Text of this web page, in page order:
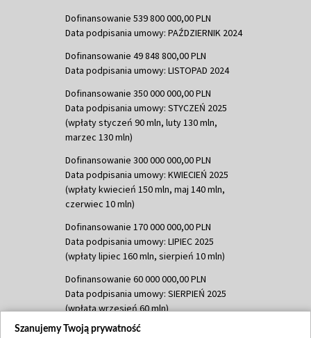
Dofinansowanie 539 800 000,00 PLN
Data podpisania umowy: PAŹDZIERNIK 2024
Dofinansowanie 49 848 800,00 PLN
Data podpisania umowy: LISTOPAD 2024
Dofinansowanie 350 000 000,00 PLN
Data podpisania umowy: STYCZEŃ 2025
(wpłaty styczeń 90 mln, luty 130 mln,
marzec 130 mln)
Dofinansowanie 300 000 000,00 PLN
Data podpisania umowy: KWIECIEŃ 2025
(wpłaty kwiecień 150 mln, maj 140 mln,
czerwiec 10 mln)
Dofinansowanie 170 000 000,00 PLN
Data podpisania umowy: LIPIEC 2025
(wpłaty lipiec 160 mln, sierpień 10 mln)
Dofinansowanie 60 000 000,00 PLN
Data podpisania umowy: SIERPIEŃ 2025
(wpłata wrzesień 60 mln)
Dofinansowanie 635 783 051,21 PLN
Szanujemy Twoją prywatność